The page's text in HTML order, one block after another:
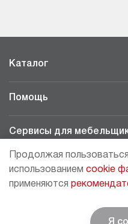
Каталог
Помощь
Сервисы для
МОСКВА - ШОУРУМ/СКЛАД
Продолжая
использованием cookie
применяются
Я